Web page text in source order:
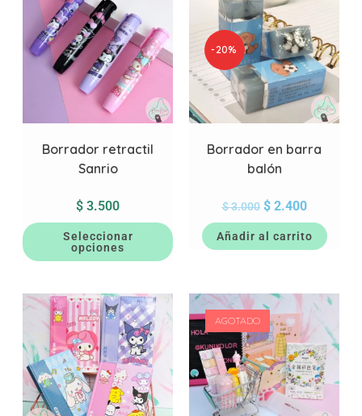
Borrador retractil
Sanrio
$ 3.500
Seleccionar
opciones
-20%
Borrador en barra
balón
$3.000 $2.400
Añadir al carrito
AGOTADO